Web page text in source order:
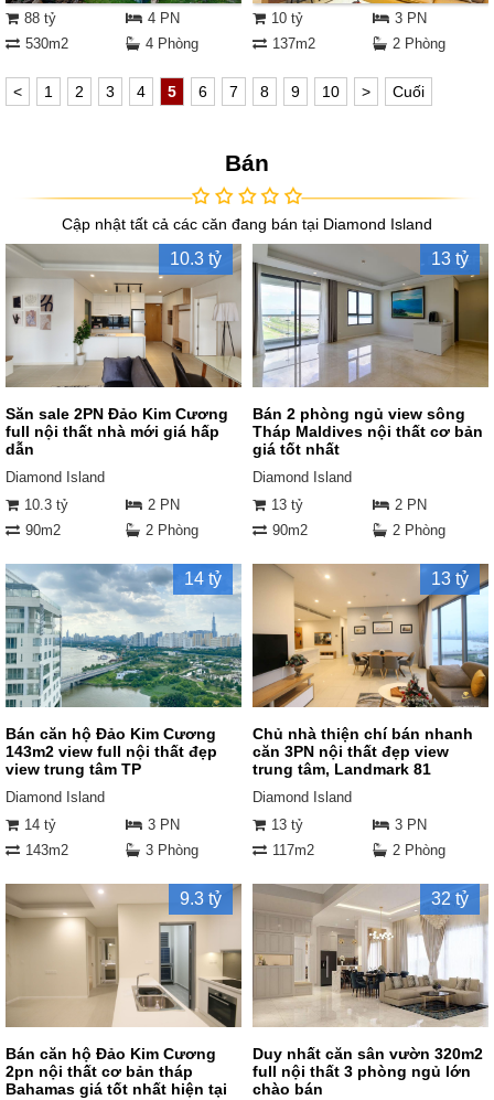
88 tỷ
4 PN
530m2
4 Phòng
10 tỷ
3 PN
137m2
2 Phòng
< 1 2 3 4 5 6 7 8 9 10 > Cuối
Bán
Cập nhật tất cả các căn đang bán tại Diamond Island
10.3 tỷ
Săn sale 2PN Đảo Kim Cương
full nội thất nhà mới giá hấp
dẫn
Diamond Island
10.3 tỷ
2 PN
90m2
2 Phòng
13 tỷ
Bán 2 phòng ngủ view sông
Tháp Maldives nội thất cơ bản
giá tốt nhất
Diamond Island
13 tỷ
2 PN
90m2
2 Phòng
14 tỷ
Bán căn hộ Đảo Kim Cương
143m2 view full nội thất đẹp
view trung tâm TP
Diamond Island
14 tỷ
3 PN
143m2
3 Phòng
13 tỷ
Chủ nhà thiện chí bán nhanh
căn 3PN nội thất đẹp view
trung tâm, Landmark 81
Diamond Island
13 tỷ
3 PN
117m2
2 Phòng
9.3 tỷ
Bán căn hộ Đảo Kim Cương
2pn nội thất cơ bản tháp
Bahamas giá tốt nhất hiện tại
32 tỷ
Duy nhất căn sân vườn 320m2
full nội thất 3 phòng ngủ lớn
chào bán